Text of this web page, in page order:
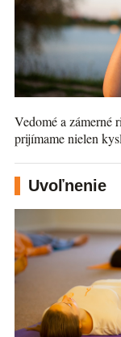
Vedomé a zámerné
prijímame nielen
Uvoľnenie